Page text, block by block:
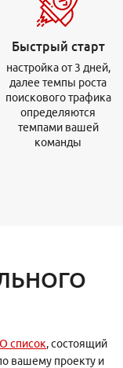
Быстрый старт
настройка от 3 дней,
далее темпы роста
поискового трафика
определяются
темпами вашей
команды
список, состоящий
вашему проекту и